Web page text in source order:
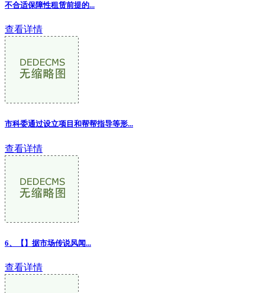
不合适保障性租赁前提的...
查看详情
市科委通过设立项目和帮帮指导等形...
查看详情
6、【】据市场传说风闻...
查看详情